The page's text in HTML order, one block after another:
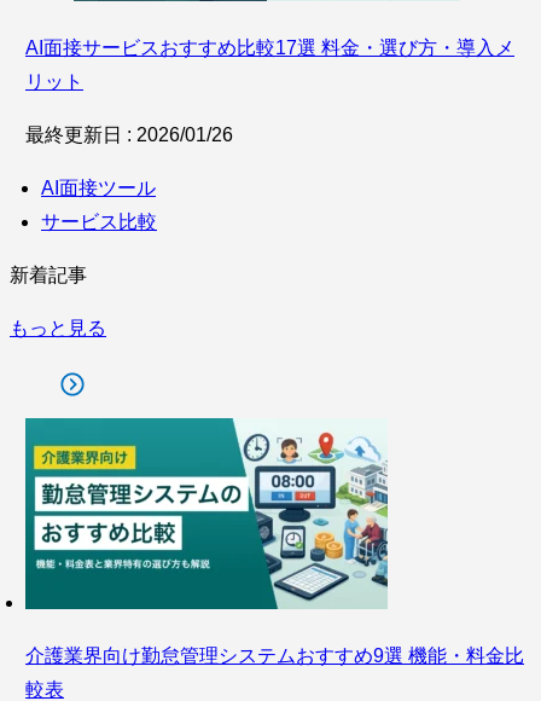
AI面接サービスおすすめ比較17選 料金・選び方・導入メ
リット
最終更新日 : 2026/01/26
AI面接ツール
サービス比較
新着記事
もっと見る
介護業界向け勤怠管理システムおすすめ9選 機能・料金比
較表